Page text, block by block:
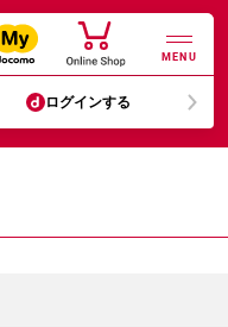
MENU
ログインする